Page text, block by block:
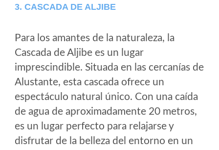
3. CASCADA DE ALJIBE
Para los amantes de la naturaleza, la
Cascada de Aljibe es un lugar
imprescindible. Situada en las cercanías de
Alustante, esta cascada ofrece un
espectáculo natural único. Con una caída
de agua de aproximadamente 20 metros,
es un lugar perfecto para relajarse y
disfrutar de la belleza del entorno en un